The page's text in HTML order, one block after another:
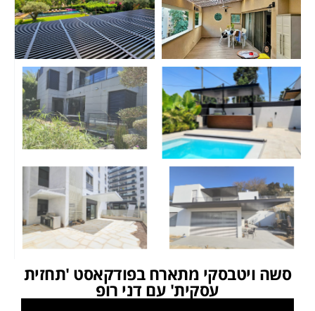
סשה ויטבסקי מתארח בפודקאסט 'תחזית
עסקית' עם דני רופ